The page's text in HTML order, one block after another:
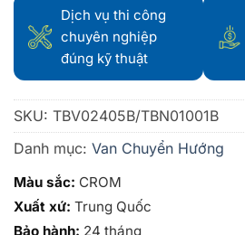
Dịch vụ thi công
chuyên nghiệp
đúng kỹ thuật
SKU: TBV02405B/TBN01001B
Danh mục: Van Chuyển Hướng
Màu sắc: CROM
Xuất xứ: Trung Quốc
Bảo hành: 24 tháng